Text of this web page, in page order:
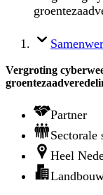
Vergroting
Partner
Sectorale
Heel